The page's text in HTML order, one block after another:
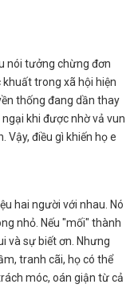
nói tưởng chừng đơn
trong xã hội hiện
thống đang dần thay
khi được nhờ vả vun
Vậy, điều gì khiến họ e
hai người với nhau. Nó
nhỏ. Nếu "mối" thành
và sự biết ơn. Nhưng
tranh cãi, họ có thể
móc, oán giận từ cả